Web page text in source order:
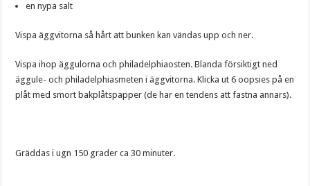
en nypa salt
Vispa äggvitorna så hårt att bunken kan vändas upp och ner.
Vispa ihop äggulorna och philadelphiaosten. Blanda försiktigt ned
äggule- och philadelphiasmeten i äggvitorna. Klicka ut 6 oopsies på en
plåt med smort bakplåtspapper (de har en tendens att fastna annars).
Gräddas i ugn 150 grader ca 30 minuter.